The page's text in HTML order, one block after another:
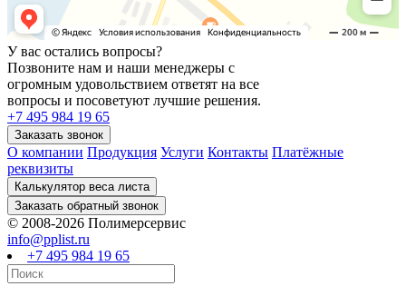
У вас остались вопросы?
Позвоните нам и наши менеджеры с
огромным удовольствием ответят на все
вопросы и посоветуют лучшие решения.
+7 495 984 19 65
О компании Продукция Услуги Контакты Платёжные
реквизиты
© 2008-2026 Полимерсервис
info@pplist.ru
+7 495 984 19 65